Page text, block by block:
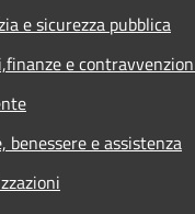
e sicurezza pubblica
e
benessere e assistenza